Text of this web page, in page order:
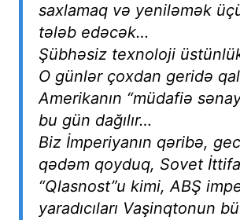
saxlamaq və yeniləmək
tələb edəcək…
Şübhəsiz texnoloji
O günlər çoxdan geridə
Amerikanın “müdafiə
bu gün dağılır…
Biz İmperiyanın qəribə,
qədəm qoyduq, Sovet
“Qlasnost”u kimi, ABŞ
yaradıcıları Vaşinqtonun